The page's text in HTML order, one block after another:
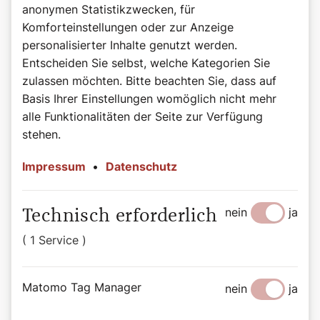
Vier berühmte Weihnachtslieder und ihre Geschichte
kleine Geschichte der weihnachtlichen Klänge
Weihnachts-Chaos und Advent am Limit- Zum Stresstest
Dezember
Josef Maureder im Interview- Langfassung
Alles wirkliche Leben ist Begegnung
- Blitzlichter auf das
Wirken von Kardinal Schönborn als Wiener Erzbischof
und Brauchtum zu Stechpalme, Christrose,
Die Welt in einem Glas
- Podcast: In einem Wiener
Familienbetrieb werden zauberhafte Schneekugeln
hergestellt.
Gabenbringer vom Christkind bis Väterchen Frost
- Das Wunder der Geburt Jesu
anonymen Statistikzwecken, für
Komforteinstellungen oder zur Anzeige
personalisierter Inhalte genutzt werden.
Entscheiden Sie selbst, welche Kategorien Sie
zulassen möchten. Bitte beachten Sie, dass auf
Basis Ihrer Einstellungen womöglich nicht mehr
alle Funktionalitäten der Seite zur Verfügung
stehen.
Impressum • Datenschutz
Technisch erforderlich
( 1 Service )
nein ja
Matomo Tag Manager nein ja